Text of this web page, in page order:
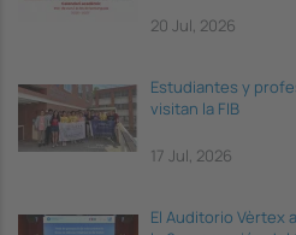
20 Jul, 2026
Estudiantes y
visitan la FIB
17 Jul, 2026
El Auditorio Vèrtex